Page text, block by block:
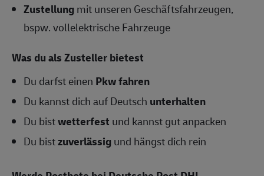
Zustellungmit unseren Geschäftsfahrzeugen,
bspw. vollelektrische Fahrzeuge
Was du als Zusteller bietest
Du darfst einen Pkw fahren
Du kannst dich auf Deutsch unterhalten
Du bistwetterfest und kannst gut anpacken
Du bistzuverlässigund hängst dich rein